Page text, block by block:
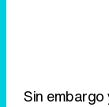
Sin